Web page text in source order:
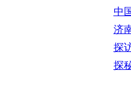
中
济
探
探